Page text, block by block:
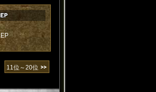
EP
11位～20位